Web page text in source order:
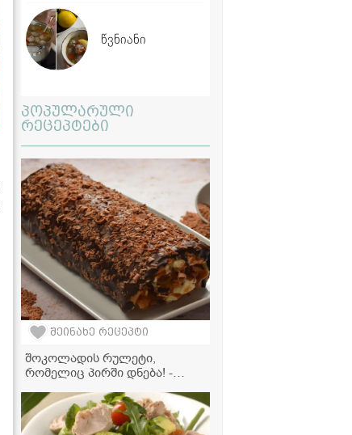
წვნიანი
პოპულარული
რეცეპტები
შეინახე რეცეპტი
შოკოლადის რულეტი,
რომელიც პირში დნება! -